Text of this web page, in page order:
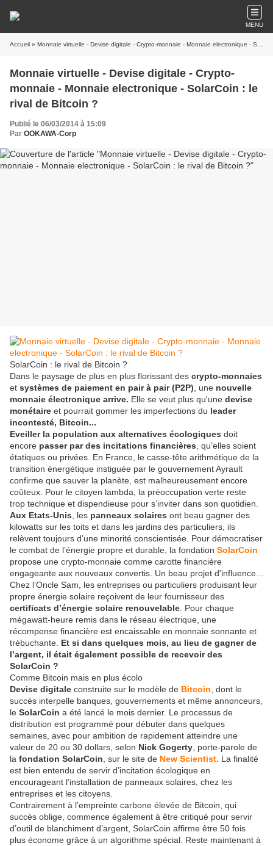
MENU
Accueil » Monnaie virtuelle - Devise digitale - Crypto-monnaie - Monnaie electronique - SolarCoin : le rival de Bitcoin ?
Monnaie virtuelle - Devise digitale - Crypto-
monnaie - Monnaie electronique - SolarCoin : le
rival de Bitcoin ?
Publié le 06/03/2014 à 15:09
Par OOKAWA-Corp
SolarCoin : le rival de Bitcoin ?
Dans le paysage de plus en plus florissant des crypto-monnaies
et systèmes de paiement en pair à pair (P2P) , une nouvelle
monnaie électronique arrive. Elle se veut plus qu'une devise
monétaire et pourrait gommer les imperfections du leader
incontesté, Bitcoin...
Eveiller la population aux alternatives écologiques doit
encore passer par des incitations financières , qu’elles soient
étatiques ou privées. En France, le casse-tête arithmétique de la
transition énergétique instiguée par le gouvernement Ayrault
confirme que sauver la planète, est malheureusement encore
coûteux. Pour le citoyen lambda, la préoccupation verte reste
trop technique et dispendieuse pour s’inviter dans son quotidien.
Aux Etats-Unis , les panneaux solaires ont beau gagner des
kilowatts sur les toits et dans les jardins des particuliers, ils
relèvent toujours d’une minorité conscientisée. Pour démocratiser
le combat de l’énergie propre et durable, la fondation SolarCoin
propose une crypto-monnaie comme carotte financière
engageante aux nouveaux convertis. Un beau projet d'influence...
Chez l’Oncle Sam, les entreprises ou particuliers produisant leur
propre énergie solaire reçoivent de leur fournisseur des
certificats d’énergie solaire renouvelable . Pour chaque
mégawatt-heure remis dans le réseau électrique, une
récompense financière est encaissable en monnaie sonnante et
trébuchante. Et si dans quelques mois, au lieu de gagner de
l’argent, il était également possible de recevoir des
SolarCoin ?
Comme Bitcoin mais en plus écolo
Devise digitale construite sur le modèle de Bitcoin , dont le
succès interpelle banques, gouvernements et même annonceurs,
le SolarCoin a été lancé le mois dernier. Le processus de
distribution est programmé pour débuter dans quelques
semaines, avec pour ambition de rapidement atteindre une
valeur de 20 ou 30 dollars, selon Nick Gogerty , porte-parole de
la fondation SolarCoin , sur le site de New Scientist . La finalité
est bien entendu de servir d’incitation écologique en
encourageant l’installation de panneaux solaires, chez les
entreprises et les citoyens.
Contrairement à l’empreinte carbone élevée de Bitcoin, qui
succès oblige, commence également à être critiqué pour servir
d’outil de blanchiment d’argent, SolarCoin affirme être 50 fois
plus économe grâce à un algorithme spécial. Reste maintenant à